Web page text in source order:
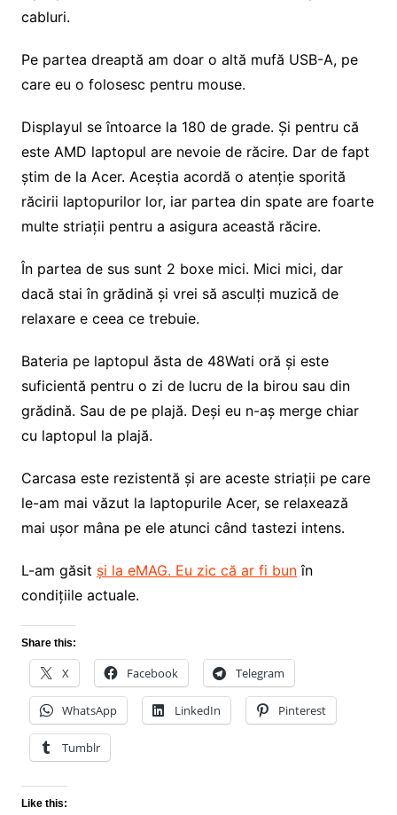
cabluri.
Pe partea dreaptă am doar o altă mufă USB-A, pe
care eu o folosesc pentru mouse.
Displayul se întoarce la 180 de grade. Și pentru că
este AMD laptopul are nevoie de răcire. Dar de fapt
știm de la Acer. Aceștia acordă o atenție sporită
răcirii laptopurilor lor, iar partea din spate are foarte
multe striații pentru a asigura această răcire.
În partea de sus sunt 2 boxe mici. Mici mici, dar
dacă stai în grădină și vrei să asculți muzică de
relaxare e ceea ce trebuie.
Bateria pe laptopul ăsta de 48Wati oră și este
suficientă pentru o zi de lucru de la birou sau din
grădină. Sau de pe plajă. Deși eu n-aș merge chiar
cu laptopul la plajă.
Carcasa este rezistentă și are aceste striații pe care
le-am mai văzut la laptopurile Acer, se relaxează
mai ușor mâna pe ele atunci când tastezi intens.
L-am găsit și la eMAG. Eu zic că ar fi bunîn
condițiile actuale.
Share this:
X Facebook Telegram
WhatsApp LinkedIn Pinterest
Tumblr
Like this: